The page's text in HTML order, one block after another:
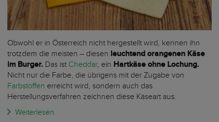
Obwohl er in Österreich nicht hergestellt wird, kennen ihn
trotzdem die meisten – diesen leuchtend orangenen Käse
im Burger. Das ist Cheddar, ein Hartkäse ohne Lochung.
Nicht nur die Farbe, die übrigens mit der Zugabe von
Farbstoffen erreicht wird, sondern auch das
Herstellungsverfahren zeichnen diese Käseart aus.
Weiterlesen